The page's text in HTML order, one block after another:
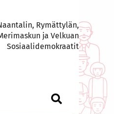
Rymättylän,
ja Velkuan
Sosiaalidemokraatit